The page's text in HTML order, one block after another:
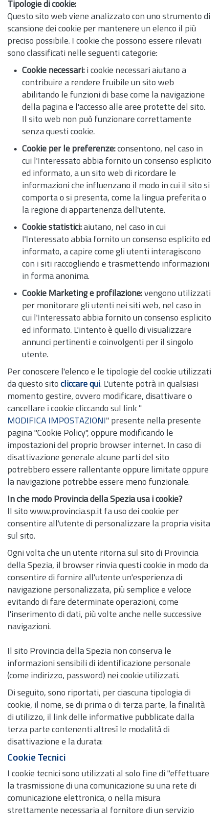
Tipologie di cookie:
Questo sito web viene analizzato con uno strumento di
scansione dei cookie per mantenere un elenco il più
preciso possibile. I cookie che possono essere rilevati
sono classificati nelle seguenti categorie:
Cookie necessari: i cookie necessari aiutano a
contribuire a rendere fruibile un sito web
abilitando le funzioni di base come la navigazione
della pagina e l'accesso alle aree protette del sito.
Il sito web non può funzionare correttamente
senza questi cookie.
Cookie per le preferenze: consentono, nel caso in
cui l'Interessato abbia fornito un consenso esplicito
ed informato, a un sito web di ricordare le
informazioni che influenzano il modo in cui il sito si
comporta o si presenta, come la lingua preferita o
la regione di appartenenza dell'utente.
Cookie statistici: aiutano, nel caso in cui
l'Interessato abbia fornito un consenso esplicito ed
informato, a capire come gli utenti interagiscono
con i siti raccogliendo e trasmettendo informazioni
in forma anonima.
Cookie Marketing e profilazione: vengono utilizzati
per monitorare gli utenti nei siti web, nel caso in
cui l'Interessato abbia fornito un consenso esplicito
ed informato. L'intento è quello di visualizzare
annunci pertinenti e coinvolgenti per il singolo
utente.
Per conoscere l'elenco e le tipologie del cookie utilizzati
da questo sito cliccare qui. L'utente potrà in qualsiasi
momento gestire, ovvero modificare, disattivare o
cancellare i cookie cliccando sul link "
MODIFICA IMPOSTAZIONI" presente nella presente
pagina "Cookie Policy", oppure modificando le
impostazioni del proprio browser internet. In caso di
disattivazione generale alcune parti del sito
potrebbero essere rallentante oppure limitate oppure
la navigazione potrebbe essere meno funzionale.
In che modo Provincia della Spezia usa i cookie?
Il sito www.provincia.sp.it fa uso dei cookie per
consentire all'utente di personalizzare la propria visita
sul sito.
Ogni volta che un utente ritorna sul sito di Provincia
della Spezia, il browser rinvia questi cookie in modo da
consentire di fornire all'utente un'esperienza di
navigazione personalizzata, più semplice e veloce
evitando di fare determinate operazioni, come
l'inserimento di dati, più volte anche nelle successive
navigazioni.
Il sito Provincia della Spezia non conserva le
informazioni sensibili di identificazione personale
(come indirizzo, password) nei cookie utilizzati.
Di seguito, sono riportati, per ciascuna tipologia di
cookie, il nome, se di prima o di terza parte, la finalità
di utilizzo, il link delle informative pubblicate dalla
terza parte contenenti altresì le modalità di
disattivazione e la durata:
Cookie Tecnici
I cookie tecnici sono utilizzati al solo fine di "effettuare
la trasmissione di una comunicazione su una rete di
comunicazione elettronica, o nella misura
strettamente necessaria al fornitore di un servizio